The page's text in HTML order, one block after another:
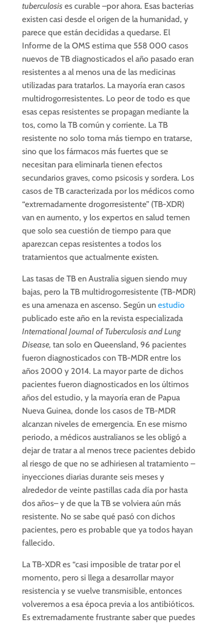
tuberculosises curable –por ahora. Esas bacterias
existen casi desde el origen de la humanidad, y
parece que están decididas a quedarse. El
Informe de la OMS estima que 558 000 casos
nuevos de TB diagnosticados el año pasado eran
resistentes a al menos una de las medicinas
utilizadas para tratarlos. La mayoría eran casos
multidrogorresistentes. Lo peor de todo es que
esas cepas resistentes se propagan mediante la
tos, como la TB común y corriente. La TB
resistente no solo toma más tiempo en tratarse,
sino que los fármacos más fuertes que se
necesitan para eliminarla tienen efectos
secundarios graves, como psicosis y sordera. Los
casos de TB caracterizada por los médicos como
“extremadamente drogorresistente” (TB-XDR)
van en aumento, y los expertos en salud temen
que solo sea cuestión de tiempo para que
aparezcan cepas resistentes a todos los
tratamientos que actualmente existen.
Las tasas de TB en Australia siguen siendo muy
bajas, pero la TB multidrogorresistente (TB-MDR)
es una amenaza en ascenso. Según un estudio
publicado este año en la revista especializada
International Journal of Tuberculosis and Lung
Disease, tan solo en Queensland, 96 pacientes
fueron diagnosticados con TB-MDR entre los
años 2000 y 2014. La mayor parte de dichos
pacientes fueron diagnosticados en los últimos
años del estudio, y la mayoría eran de Papua
Nueva Guinea, donde los casos de TB-MDR
alcanzan niveles de emergencia. En ese mismo
periodo, a médicos australianos se les obligó a
dejar de tratar a al menos trece pacientes debido
al riesgo de que no se adhiriesen al tratamiento –
inyecciones diarias durante seis meses y
alrededor de veinte pastillas cada día por hasta
dos años– y de que la TB se volviera aún más
resistente. No se sabe qué pasó con dichos
pacientes, pero es probable que ya todos hayan
fallecido.
La TB-XDR es “casi imposible de tratar por el
momento, pero si llega a desarrollar mayor
resistencia y se vuelve transmisible, entonces
volveremos a esa época previa a los antibióticos.
Es extremadamente frustrante saber que puedes